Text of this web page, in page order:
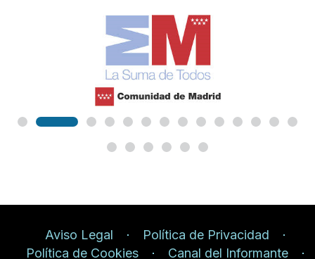
Aviso Legal
Política de Privacidad
Política de Cookies
Canal del Informante